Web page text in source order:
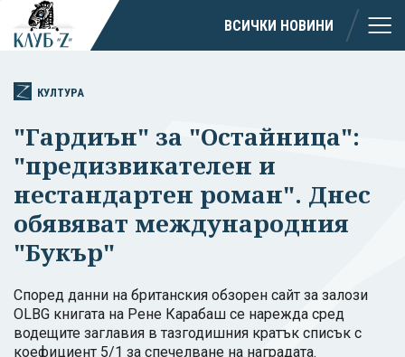
ВСИЧКИ НОВИНИ
КУЛТУРА
"Гардиън" за "Остайница":
"предизвикателен и
нестандартен роман". Днес
обявяват международния
"Букър"
Според данни на британския обзорен сайт за залози
OLBG книгата на Рене Карабаш се нарежда сред
водещите заглавия в тазгодишния кратък списък с
коефициент 5/1 за спечелване на наградата.